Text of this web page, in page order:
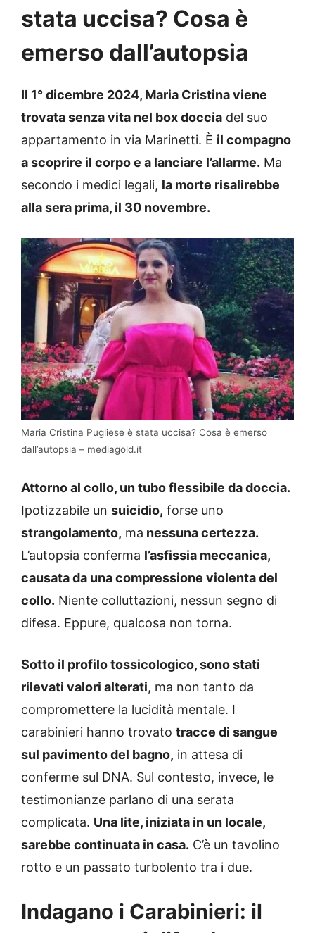
stata uccisa? Cosa è
emerso dall’autopsia
Il 1° dicembre 2024, Maria Cristina viene
trovata senza vita nel box doccia del suo
appartamento in via Marinetti. È il compagno
a scoprire il corpo e a lanciare l’allarme. Ma
secondo i medici legali, la morte risalirebbe
alla sera prima, il 30 novembre.
Maria Cristina Pugliese è stata uccisa? Cosa è emerso
dall’autopsia – mediagold.it
Attorno al collo, un tubo flessibile da doccia.
Ipotizzabile un suicidio, forse uno
strangolamento, ma nessuna certezza.
L’autopsia conferma l’asfissia meccanica,
causata da una compressione violenta del
collo. Niente colluttazioni, nessun segno di
difesa. Eppure, qualcosa non torna.
Sotto il profilo tossicologico, sono stati
rilevati valori alterati, ma non tanto da
compromettere la lucidità mentale. I
carabinieri hanno trovato tracce di sangue
sul pavimento del bagno, in attesa di
conferme sul DNA. Sul contesto, invece, le
testimonianze parlano di una serata
complicata. Una lite, iniziata in un locale,
sarebbe continuata in casa. C’è un tavolino
rotto e un passato turbolento tra i due.
Indagano i Carabinieri: il